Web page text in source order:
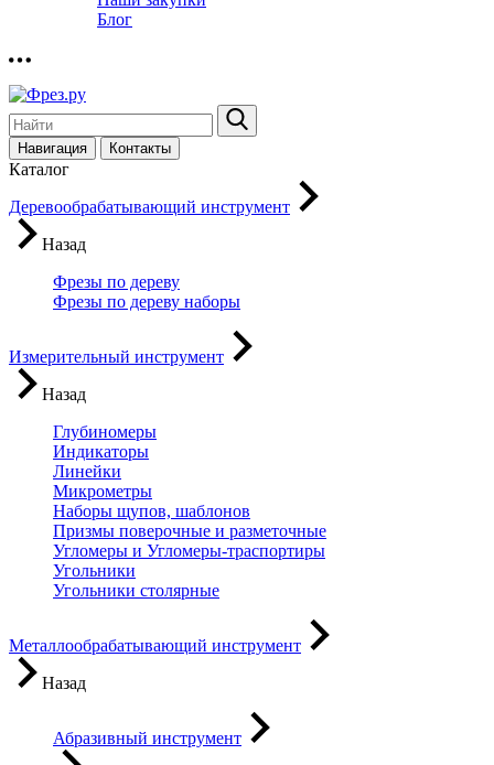
Блог
Навигация Контакты
Каталог
Деревообрабатывающий инструмент
Назад
Фрезы по дереву
Фрезы по дереву наборы
Измерительный инструмент
Назад
Глубиномеры
Индикаторы
Линейки
Микрометры
Наборы щупов, шаблонов
Призмы поверочные и разметочные
Угломеры и Угломеры-траспортиры
Угольники
Угольники столярные
Металлообрабатывающий инструмент
Назад
Абразивный инструмент